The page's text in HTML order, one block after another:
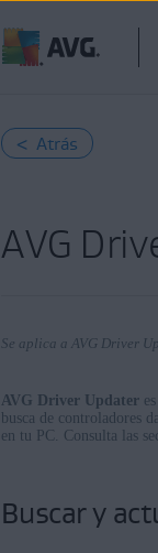
< Atrás
AVG
Se aplica a AVG Driver
Productos:
Sistemas operativos:
AVG Driver Updater
busca de controladores
en tu PC. Consulta las
Buscar y